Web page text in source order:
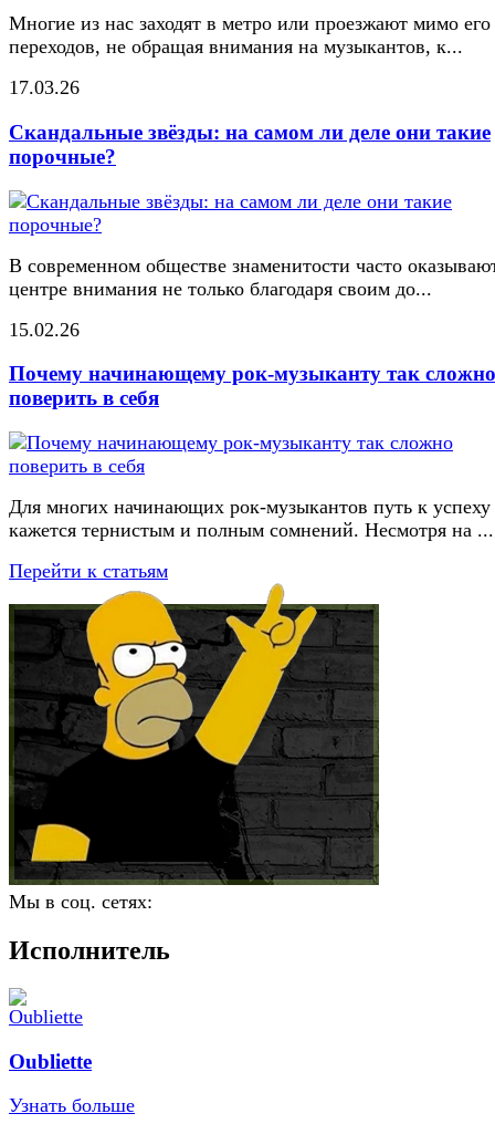
Многие из нас заходят в метро или проезжают мимо его
переходов, не обращая внимания на музыкантов, к...
17.03.26
Скандальные звёзды: на самом ли деле они такие
порочные?
В современном обществе знаменитости часто
центре внимания не только благодаря своим до...
15.02.26
Почему начинающему рок-музыканту так сложно
поверить в себя
Для многих начинающих рок-музыкантов путь к успеху
кажется тернистым и полным сомнений. Несмотря на ...
Перейти к статьям
Мы в соц. сетях:
Исполнитель
Oubliette
Узнать больше